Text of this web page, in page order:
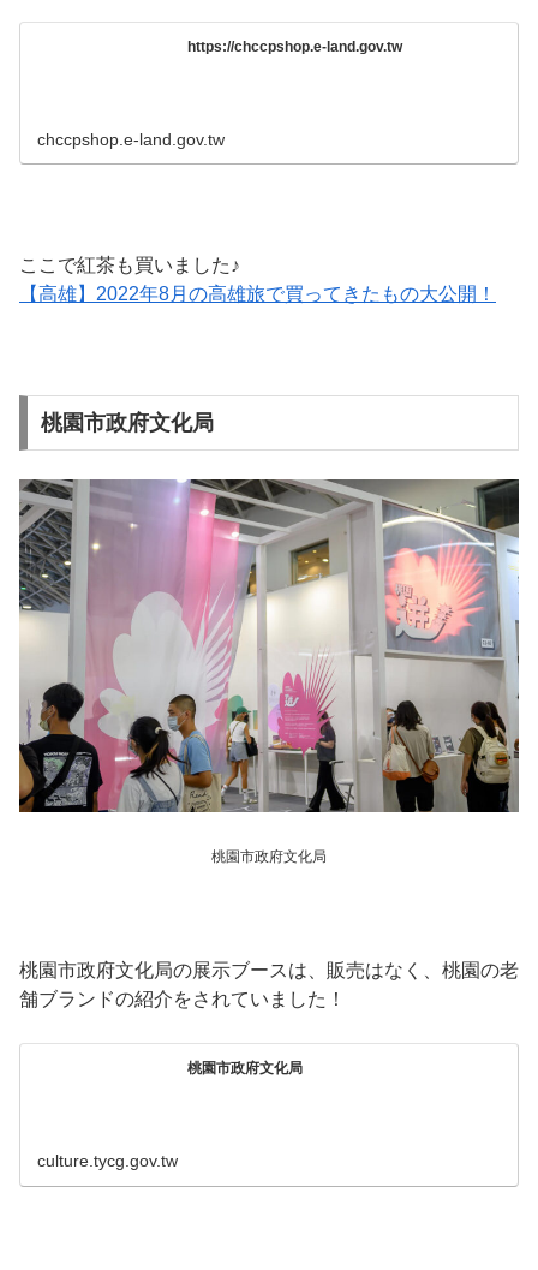
https://chccpshop.e-land.gov.tw
chccpshop.e-land.gov.tw
ここで紅茶も買いました♪
【高雄】2022年8月の高雄旅で買ってきたもの大公開！
桃園市政府文化局
桃園市政府文化局
桃園市政府文化局の展示ブースは、販売はなく、桃園の老
舗ブランドの紹介をされていました！
桃園市政府文化局
culture.tycg.gov.tw